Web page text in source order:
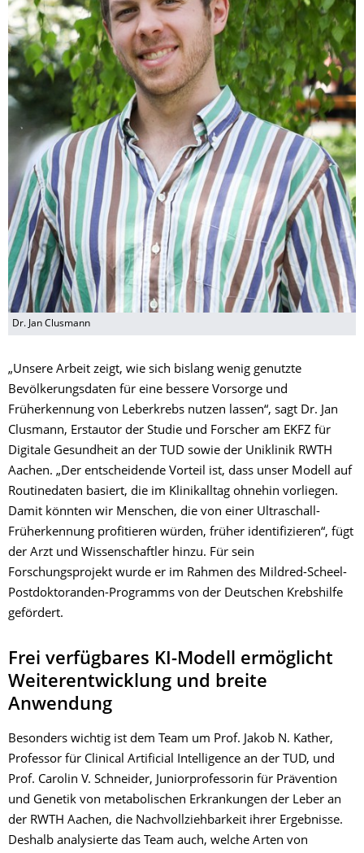
Dr. Jan Clusmann
„Unsere Arbeit zeigt, wie sich bislang wenig genutzte
Bevölkerungsdaten für eine bessere Vorsorge und
Früherkennung von Leberkrebs nutzen lassen“, sagt Dr. Jan
Clusmann, Erstautor der Studie und Forscher am EKFZ für
Digitale Gesundheit an der TUD sowie der Uniklinik RWTH
Aachen. „Der entscheidende Vorteil ist, dass unser Modell auf
Routinedaten basiert, die im Klinikalltag ohnehin vorliegen.
Damit könnten wir Menschen, die von einer Ultraschall-
Früherkennung profitieren würden, früher identifizieren“, fügt
der Arzt und Wissenschaftler hinzu. Für sein
Forschungsprojekt wurde er im Rahmen des Mildred-Scheel-
Postdoktoranden-Programms von der Deutschen Krebshilfe
gefördert.
Frei verfügbares KI-Modell ermöglicht
Weiterentwicklung und breite
Anwendung
Besonders wichtig ist dem Team um Prof. Jakob N. Kather,
Professor für Clinical Artificial Intelligence an der TUD, und
Prof. Carolin V. Schneider, Juniorprofessorin für Prävention
und Genetik von metabolischen Erkrankungen der Leber an
der RWTH Aachen, die Nachvollziehbarkeit ihrer Ergebnisse.
Deshalb analysierte das Team auch, welche Arten von